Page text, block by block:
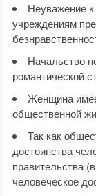
Неуважение
учреждениям
Начальство
романтической
Женщина
общественной
Так как
достоинства
правительства
человеческое